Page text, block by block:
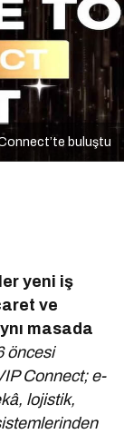
Connect’te buluştu
yeni iş
ve
masada
öncesi
Connect; e-
lojistik,